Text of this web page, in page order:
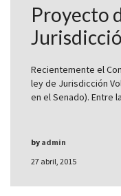
Proyecto
Recientemente el
ley de Jurisdicción
en el Senado). Entre
27 abril, 2015
by admin